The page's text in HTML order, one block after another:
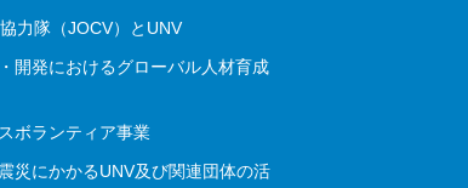
力隊（JOCV）とUNV
開発におけるグローバル人材育成
ボランティア事業
災にかかるUNV及び関連団体の活